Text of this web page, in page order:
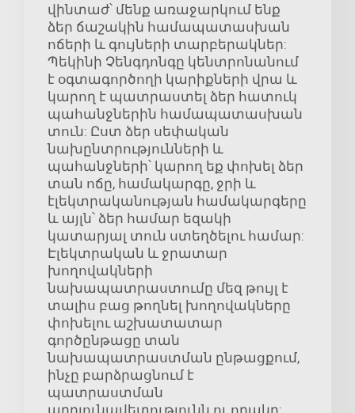
վինտաժ՝ մենք առաջարկում ենք
ձեր ճաշակին համապատասխան
ոճերի և գույների տարբերակներ:
Պեկինի Չենգդոնգը կենտրոնանում
է օգտագործողի կարիքների վրա և
կարող է պատրաստել ձեր հատուկ
պահանջներին համապատասխան
տուն: Ըստ ձեր սեփական
նախընտրությունների և
պահանջների՝ կարող եք փոխել ձեր
տան ոճը, համակարգը, ջրի և
էլեկտրականության համակարգերը
և այլն՝ ձեր համար եզակի
կատարյալ տուն ստեղծելու համար:
Էլեկտրական և ջրատար
խողովակների
նախապատրաստումը մեզ թույլ է
տալիս բաց թողնել խողովակները
փոխելու աշխատատար
գործընթացը տան
նախապատրաստման ընթացքում,
ինչը բարձրացնում է
պատրաստման